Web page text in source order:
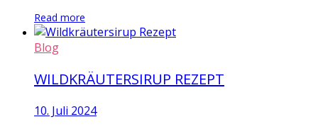
Read more
Blog
WILDKRÄUTERSIRUP REZEPT
10. Juli 2024